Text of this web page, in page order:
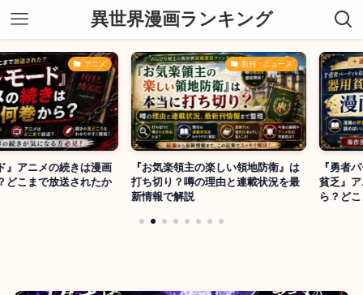
異世界漫画ランキング
アニメ
の続きは漫画
放送されたか
新刊・ニュース
『お気楽領主の楽しい領地防衛』は
打ち切り？噂の理由と連載状況を最
新情報で解説
『勇者パーティ
貧乏』アニメの
ら？どこまで放